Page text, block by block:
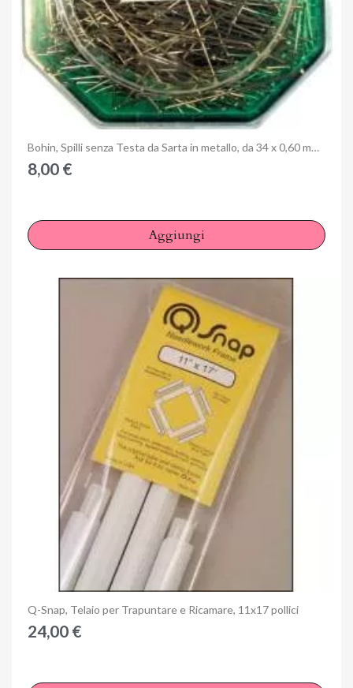
Anteprima Bohin, Spilli senza Testa da Sarta in metallo, da 34 x 0,60 mm - 622pz
8,00 €
Aggiungi
Anteprima
Q-Snap, Telaio per Trapuntare e Ricamare, 11x17 pollici
24,00 €
Accedi ×
You need to be logged in to save products in your wish
list.
Annulla Accedi